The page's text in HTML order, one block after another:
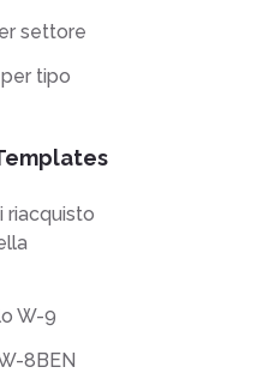
settore
tipo
riacquisto
W-9
8BEN